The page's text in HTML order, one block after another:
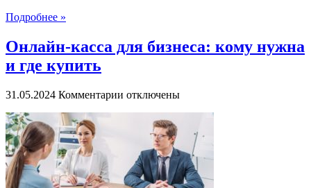
Подробнее »
Онлайн-касса для бизнеса: кому нужна
и где купить
31.05.2024 Комментарии к
Онлайн-
бизнеса:
кому
нужна
отключены